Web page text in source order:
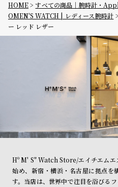
HOME すべての商品｜腕時計・
OMEN'S WATCH | レディース腕時計
ー レッド レザー
Hº M' S" Watch Store/エイチエムエ
始め、新宿・横浜・名古屋に拠点を
す。当店は、世界中で注目を浴びる